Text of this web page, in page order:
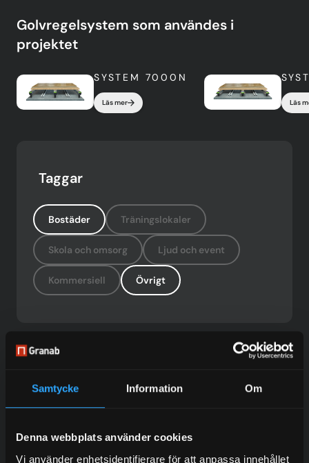
Samtycke Information Om
Denna webbplats använder cookies
Vi använder enhetsidentifierare för att anpassa innehållet
Golvregelsystem som användes i
projektet
SYSTEM 7000N
Läs mer Läs
Taggar
Bostäder Träningslokaler
Skola och omsorg Ljud och event
Kommersiell Övrigt
Vill du också samarbeta med oss?
Kontakta våra erfarna säljare för att veta mer om våra